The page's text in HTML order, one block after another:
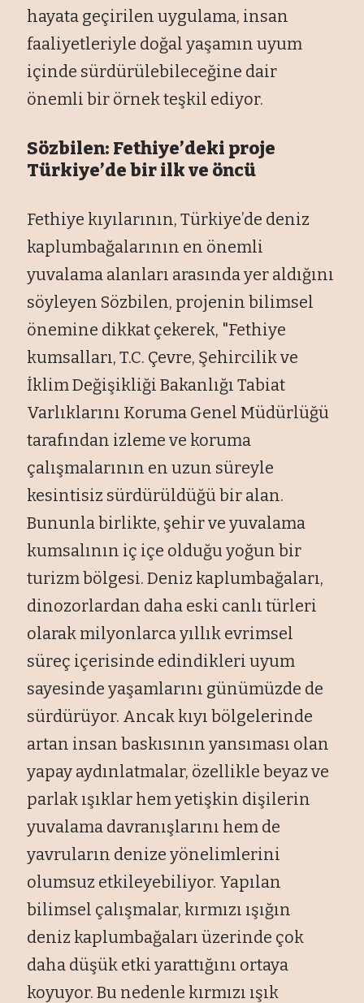
hayata geçirilen uygulama, insan
faaliyetleriyle doğal yaşamın uyum
içinde sürdürülebileceğine dair
önemli bir örnek teşkil ediyor.
Sözbilen: Fethiye’deki proje
Türkiye’de bir ilk ve öncü
Fethiye kıyılarının, Türkiye’de deniz
kaplumbağalarının en önemli
yuvalama alanları arasında yer aldığını
söyleyen Sözbilen, projenin bilimsel
önemine dikkat çekerek, "Fethiye
kumsalları, T.C. Çevre, Şehircilik ve
İklim Değişikliği Bakanlığı Tabiat
Varlıklarını Koruma Genel Müdürlüğü
tarafından izleme ve koruma
çalışmalarının en uzun süreyle
kesintisiz sürdürüldüğü bir alan.
Bununla birlikte, şehir ve yuvalama
kumsalının iç içe olduğu yoğun bir
turizm bölgesi. Deniz kaplumbağaları,
dinozorlardan daha eski canlı türleri
olarak milyonlarca yıllık evrimsel
süreç içerisinde edindikleri uyum
sayesinde yaşamlarını günümüzde de
sürdürüyor. Ancak kıyı bölgelerinde
artan insan baskısının yansıması olan
yapay aydınlatmalar, özellikle beyaz ve
parlak ışıklar hem yetişkin dişilerin
yuvalama davranışlarını hem de
yavruların denize yönelimlerini
olumsuz etkileyebiliyor. Yapılan
bilimsel çalışmalar, kırmızı ışığın
deniz kaplumbağaları üzerinde çok
daha düşük etki yarattığını ortaya
koyuyor. Bu nedenle kırmızı ışık